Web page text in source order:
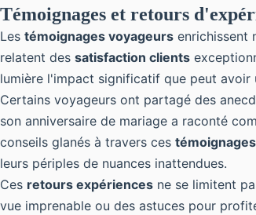
Témoignages et retours
Les témoignages voyageurs enrichissent
relatent des satisfaction clients
lumière l'impact significatif que peut avoir
Certains voyageurs ont partagé des
son anniversaire de mariage a raconté
conseils glanés à travers ces
leurs périples de nuances inattendues.
Ces retours expériences ne se limitent
vue imprenable ou des astuces pour